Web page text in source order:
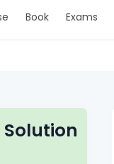
Book Exams
Solution